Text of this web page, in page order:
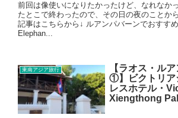
前回は像使いになりたかったけど、なれなか
たとこで終わったので、その日の夜のことか
記事はこちらから↓ ルアンパバーンでおすす
Elephan...
東南アジア旅行
【ラオス・ル
①】ビクトリア
レスホテル・
Xiengthong